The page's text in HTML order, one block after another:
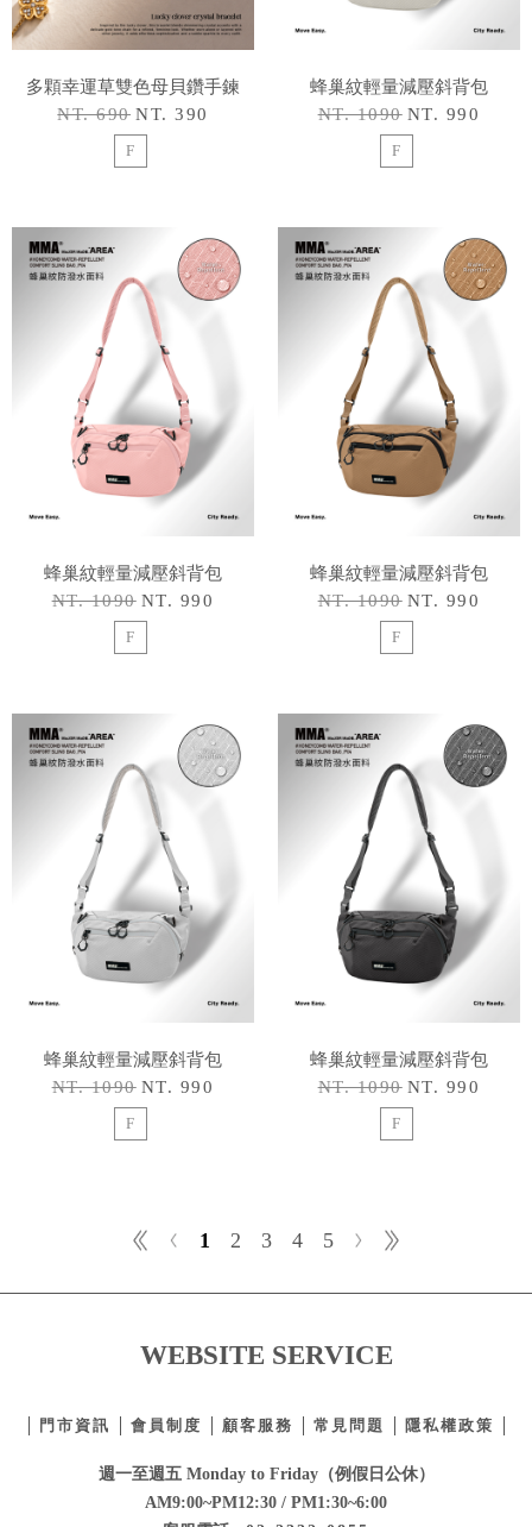
多顆幸運草雙色母貝鑽手鍊
NT. 690 NT. 390
F
蜂巢紋輕量減壓斜背包
NT. 1090 NT. 990
F
蜂巢紋輕量減壓斜背包
NT. 1090 NT. 990
F
蜂巢紋輕量減壓斜背包
NT. 1090 NT. 990
F
蜂巢紋輕量減壓斜背包
NT. 1090 NT. 990
F
蜂巢紋輕量減壓斜背包
NT. 1090 NT. 990
F
1 2 3 4 5
WEBSITE SERVICE
門市資訊 會員制度 顧客服務 常見問題 隱私權政策
週一至週五 Monday to Friday（例假日公休）
AM9:00~PM12:30 / PM1:30~6:00